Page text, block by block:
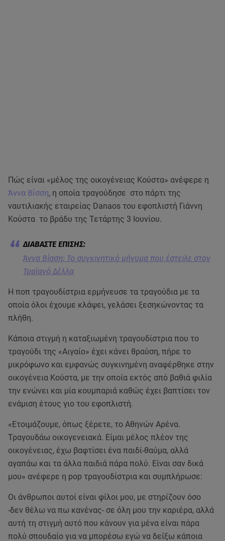
Πώς είναι «μέλος της οικογένειας Κούστα» ανέφερε η
Άννα Βίσση, η οποία τραγούδησε στο πάρτι της
ναυτιλιακής εταιρείας Danaos του εφοπλιστή Γιάννη
Κούστα το βράδυ της Τετάρτης 3 Ιουνίου.
Άννα Βίσση: Το συγκινητικό μήνυμα που έστειλε στον
Τραϊανό Δέλλα
Η ποπ τραγουδίστρια ερμήνευσε τα τραγούδια με τα
οποία όλοι έχουμε κλάψει, γελάσει ξεσηκώνοντας τα
πλήθη.
Κάποια στιγμή η καταξιωμένη τραγουδίστρια που το
τραγούδι της «Αιγαίο» έχει κάνει θραύση, πήρε το
μικρόφωνο και εμφανώς συγκινημένη αναφέρθηκε στην
οικογένεια Κούστα, με την οποία εκτός από βαθιά φιλία
την ενώνει και μία κουμπαριά καθώς έχει βαπτίσει τον
ενάμιση έτους γιο του εφοπλιστή.
«Ετοιμάζουμε, όπως ξέρετε, το Αθηνών Αρένα.
Τραγουδάω οικογενειακά. Είμαι μέλος πλέον της
οικογένειας, έχω βαφτίσει ένα παιδί-θαύμα, αλλά
αγαπάω και τα άλλα παιδιά πάρα πολύ. Είναι σαν δικά
μου» ανέφερε η pop τραγουδίστρια και συμπλήρωσε:
Οι άνθρωποι αυτοί είναι φίλοι μου, με στηρίζουν όσο
-δεν θέλω να πω κανένας- σε όλη μου την καριέρα, αλλά
αυτή τη στιγμή αυτό που κάνουν για μένα είναι πάρα
πολύ σπουδαίο για να μπορέσω εγώ να δείξω κάποια